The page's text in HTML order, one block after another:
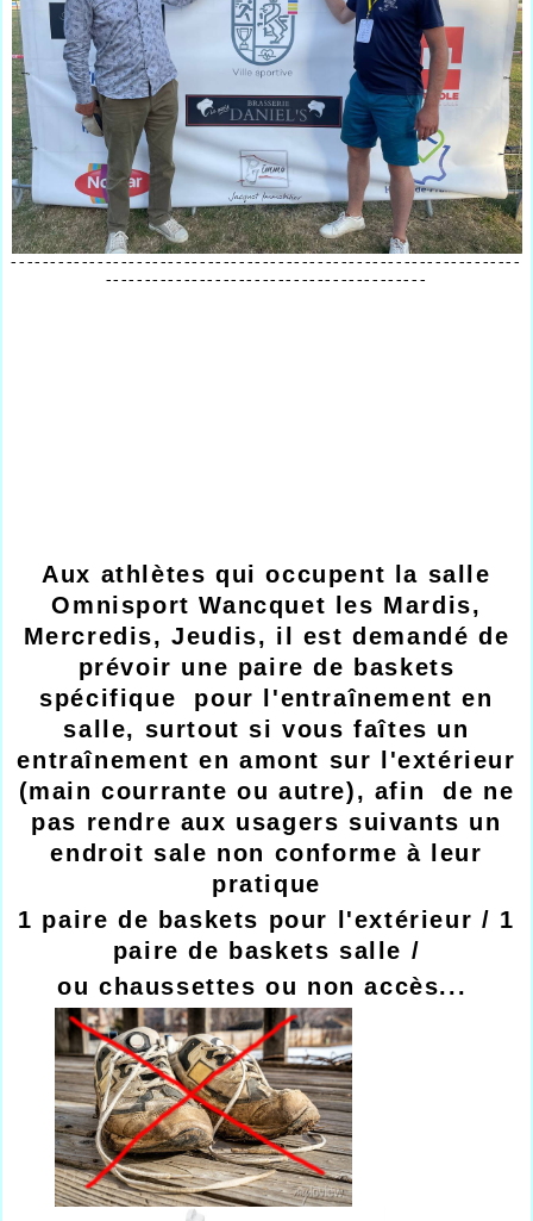
-----------------------------------------------------------------
-----------------------------------------
Aux athlètes qui occupent la salle
Omnisport Wancquet les Mardis,
Mercredis, Jeudis, il est demandé de
prévoir une paire de baskets
spécifique pour l'entraînement en
salle, surtout si vous faîtes un
entraînement en amont sur l'extérieur
(main courrante ou autre), afin de ne
pas rendre aux usagers suivants un
endroit sale non conforme à leur
pratique
1 paire de baskets pour l'extérieur / 1
paire de baskets salle /
ou chaussettes ou non accès...